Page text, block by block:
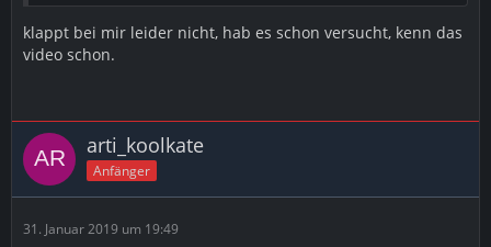
klappt bei mir leider nicht, hab es schon versucht, kenn das
video schon.
arti_koolkate
Anfänger
31. Januar 2019 um 19:49